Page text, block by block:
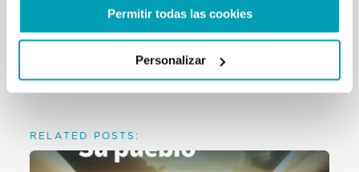
Permitir todas las cookies
Personalizar
#NotJustAboutMigrants #WDMR2019
Contacto de prensa:media@migrants-refugees.va
RELATED POSTS: